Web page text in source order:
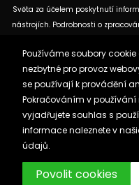
Světa za účelem poskytnutí
nástrojích. Podrobnosti o
dostupných na těchto
být uvedeny informace o
ke kterému se
Zásady ochrany
Reklama
Burzovnisvet.cz © 2026
Používáme soubory
nezbytné pro provoz
se používají k provádění
Pokračováním v
vyjadřujete souhlas s
informace naleznete v
údajů.
Povolit cookies